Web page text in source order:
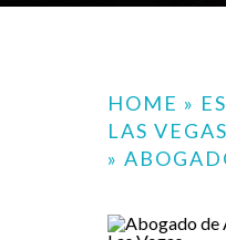
HOME »
LAS VEGAS
»